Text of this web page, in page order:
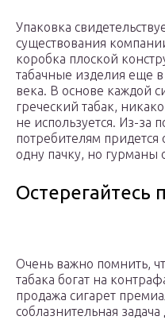
Упаковка
существования
коробка плоской
табачные изделия еще
века. В основе каждой
греческий табак,
не используется. Из-за
потребителям придется
одну пачку, но гурманы
Остерегайтесь
Очень важно помнить,
табака богат на
продажа сигарет
соблазнительная